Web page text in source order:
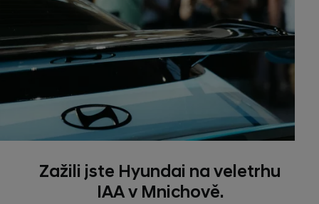
Zažili jste Hyundai na veletrhu
IAA v Mnichově.